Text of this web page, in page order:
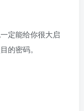
定能给你很大启
的密码。